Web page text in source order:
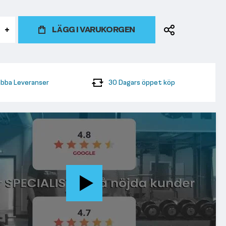
LÄGG I VARUKORGEN
Leveranser 30 Dagars öppet köp